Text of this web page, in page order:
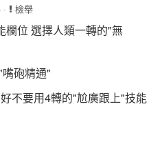
檢舉
欄位 選擇人類一轉的"無
砲精通"
不要用4轉的"尬廣跟上"技能